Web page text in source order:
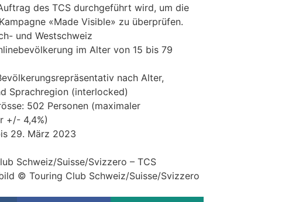
des TCS durchgeführt wird, um die
«Made Visible» zu überprüfen.
und Westschweiz
im Alter von 15 bis 79
nach Alter,
Sprachregion (interlocked)
502 Personen (maximaler
+/- 4,4%)
29. März 2023
Schweiz/Suisse/Svizzero – TCS
© Touring Club Schweiz/Suisse/Svizzero